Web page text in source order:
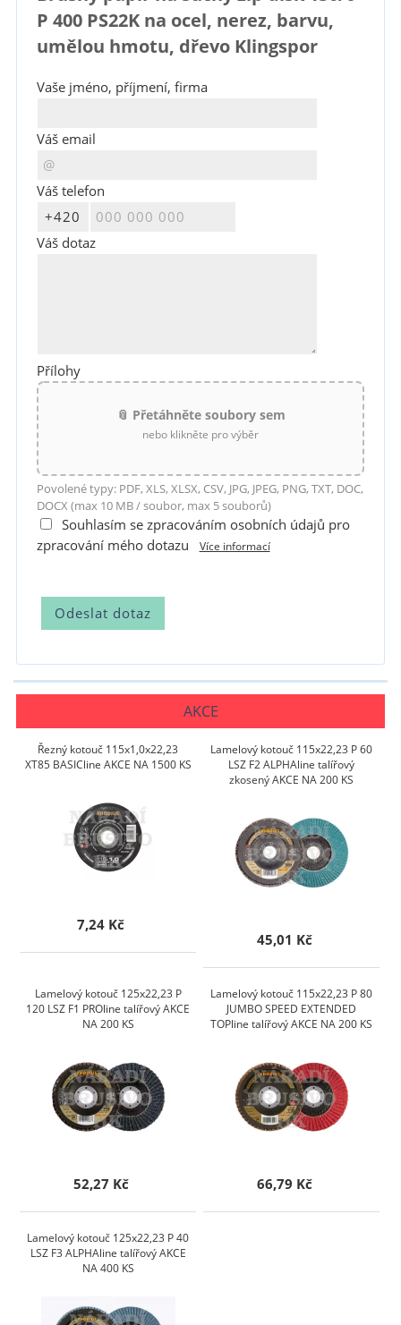
P 400 PS22K na ocel, nerez, barvu,
umělou hmotu, dřevo Klingspor
Vaše jméno, příjmení, firma
Váš email
Váš telefon
Váš dotaz
Přílohy
📎 Přetáhněte soubory sem
nebo klikněte pro výběr
Povolené typy: PDF, XLS, XLSX, CSV, JPG, JPEG, PNG, TXT, DOC,
DOCX (max 10 MB / soubor, max 5 souborů)
Souhlasím se zpracováním osobních údajů pro
zpracování mého dotazu
Více informací
AKCE
Řezný kotouč 115x1,0x22,23
XT85 BASICline AKCE NA 1500 KS
7,24 Kč
Lamelový kotouč 115x22,23 P 60
LSZ F2 ALPHAline talířový
zkosený AKCE NA 200 KS
45,01 Kč
Lamelový kotouč 125x22,23 P
120 LSZ F1 PROline talířový AKCE
NA 200 KS
52,27 Kč
Lamelový kotouč 115x22,23 P 80
JUMBO SPEED EXTENDED
TOPline talířový AKCE NA 200 KS
66,79 Kč
Lamelový kotouč 125x22,23 P 40
LSZ F3 ALPHAline talířový AKCE
NA 400 KS